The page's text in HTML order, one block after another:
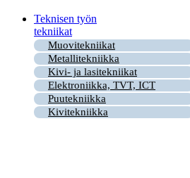
Teknisen työn
tekniikat
Muovitekniikat
Metallitekniikka
Kivi- ja lasitekniikat
Elektroniikka, TVT, ICT
Puutekniikka
Kivitekniikka